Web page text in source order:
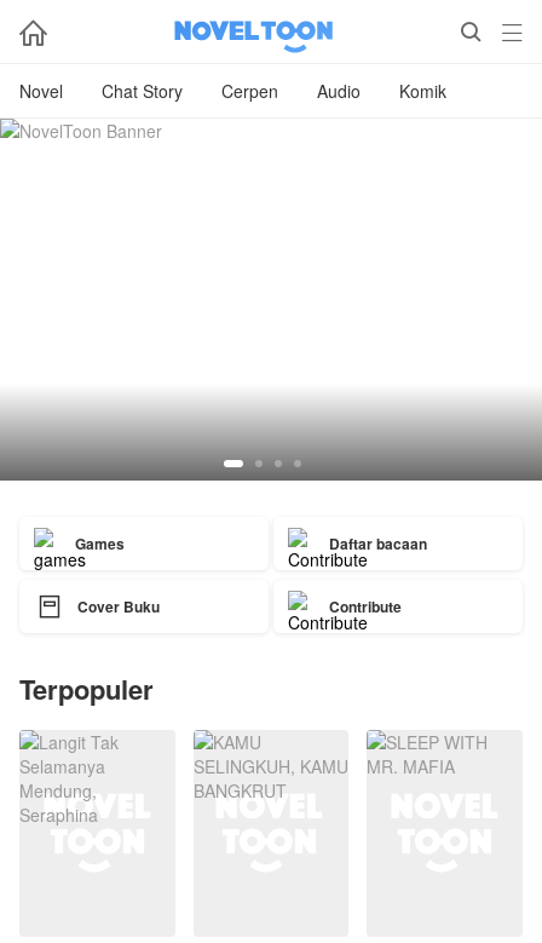
  
Novel Chat Story Cerpen Audio Komik
Games Daftar bacaan
 Cover Buku Contribute
Terpopuler